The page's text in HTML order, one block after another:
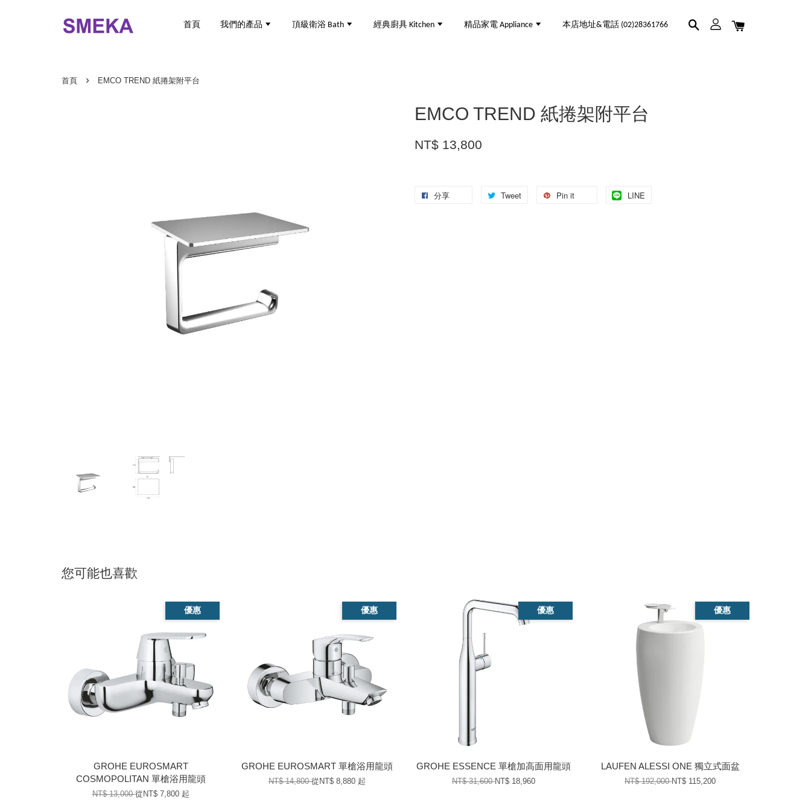
首頁 我們的產品 頂級衛浴 Bath 經典廚具 Kitchen 精品家電 Appliance 本店地址&電話 (02)28361766
首頁 › EMCO TREND 紙捲架附平台
EMCO TREND 紙捲架附平台
NT$ 13,800
分享 Tweet Pin it LINE
您可能也喜歡
優惠
GROHE EUROSMART
COSMOPOLITAN 單槍浴用龍頭
NT$ 13,000從NT$ 7,800 起
優惠
GROHE EUROSMART 單槍浴用龍頭
NT$ 14,800從NT$ 8,880 起
優惠
GROHE ESSENCE 單槍加高面用龍頭
NT$ 31,600NT$ 18,960
優惠
LAUFEN ALESSI ONE 獨立式面盆
NT$ 192,000NT$ 115,200